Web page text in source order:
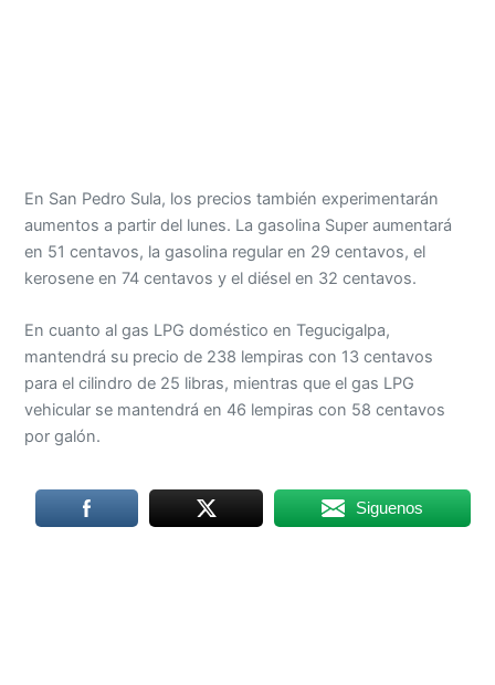
En San Pedro Sula, los precios también experimentarán
aumentos a partir del lunes. La gasolina Super aumentará
en 51 centavos, la gasolina regular en 29 centavos, el
kerosene en 74 centavos y el diésel en 32 centavos.
En cuanto al gas LPG doméstico en Tegucigalpa,
mantendrá su precio de 238 lempiras con 13 centavos
para el cilindro de 25 libras, mientras que el gas LPG
vehicular se mantendrá en 46 lempiras con 58 centavos
por galón.
Siguenos